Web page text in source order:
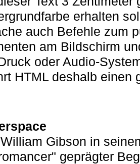
erhalten
auch Befehle zum
am Bildschirm
oder Audio-
HTML deshalb einen
Gibson in
geprägter